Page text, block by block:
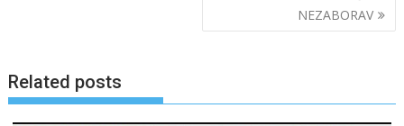
NEZABORAV
Related posts